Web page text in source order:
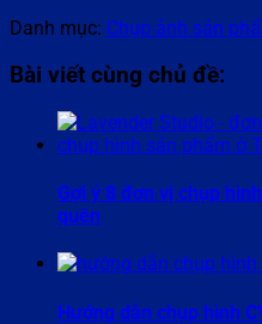
Danh mục: Chụp ảnh sản
Bài viết cùng chủ đề:
Gợi ý 8 đơn vị chụp
quên
Hướng dẫn chụp hình